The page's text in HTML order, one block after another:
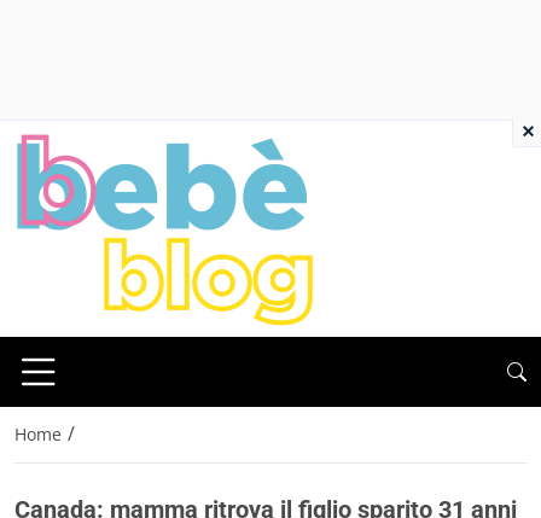
Home /
Canada: mamma ritrova il figlio sparito 31 anni
×